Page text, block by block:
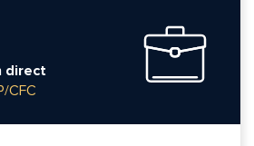
direct
CFC